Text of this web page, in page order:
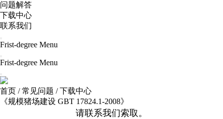
问题解答
下载中心
联系我们
Frist-degree Menu
Frist-degree Menu
首页 /常见问题 /下载中心
《规模猪场建设 GBT 17824.1-2008》
请联系我们索取。